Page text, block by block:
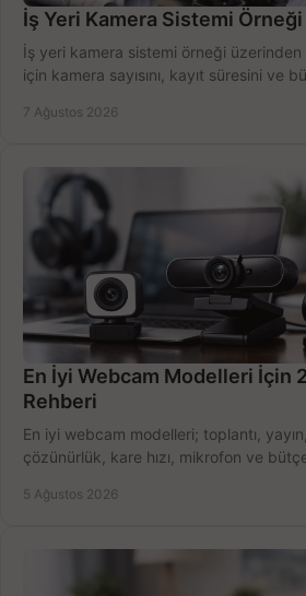
İş Yeri Kamera Sistemi Örneği
İş yeri kamera sistemi örneği
için kamera sayısını, kayıt süresini ve
7 Ağustos 2026
En İyi Webcam Modelleri İçin
Rehberi
En iyi webcam modelleri; toplantı,
çözünürlük, kare hızı, mikrofon ve
5 Ağustos 2026